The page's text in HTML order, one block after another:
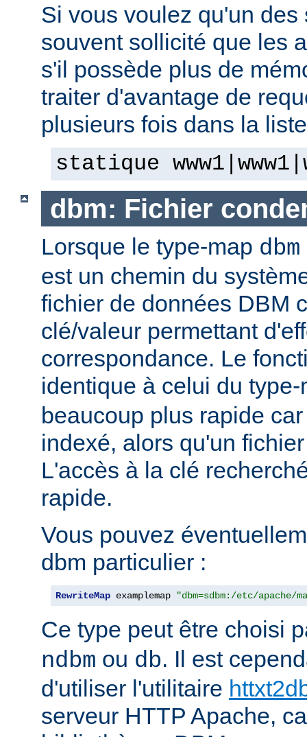
Si vous voulez qu'un
souvent sollicité que les
s'il possède plus de
traiter d'avantage de
plusieurs fois dans la
statique
dbm: Fichier
Lorsque le type-map dbm
est un chemin du
fichier de données DBM
clé/valeur permettant
correspondance. Le
identique à celui du
beaucoup plus rapide
indexé, alors qu'un
L'accès à la clé
rapide.
Vous pouvez
dbm particulier :
RewriteMap examplemap "dbm=sdbm:/etc/apache/
Ce type peut être choisi
ndbm ou db. Il est
d'utiliser l'utilitaire
serveur HTTP Apache,